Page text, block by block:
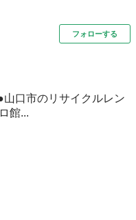
フォローする
口市のリサイクルレン
館...